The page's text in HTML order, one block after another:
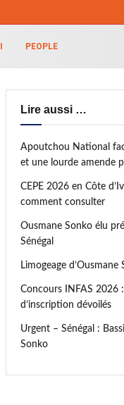
PEOPLE
Lire aussi …
Apoutchou National
et une lourde amende
CEPE 2026 en Côte
comment consulter
Ousmane Sonko élu
Sénégal
Limogeage
Concours INFAS 2026
d’inscription dévoilés
Urgent – Sénégal :
Sonko